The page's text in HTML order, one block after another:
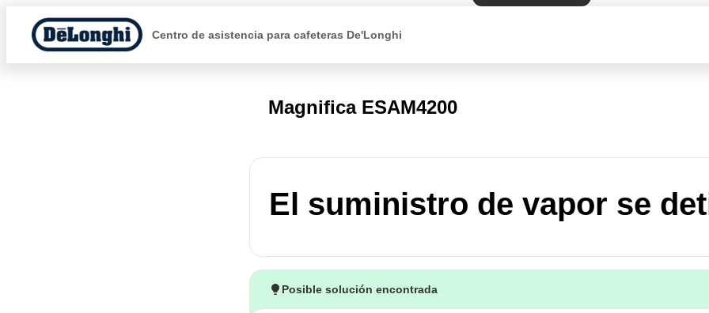
Centro de asistencia para cafeteras De'Longhi
Magnifica ESAM4200
El suministro de vapor se
Posible solución encontrada